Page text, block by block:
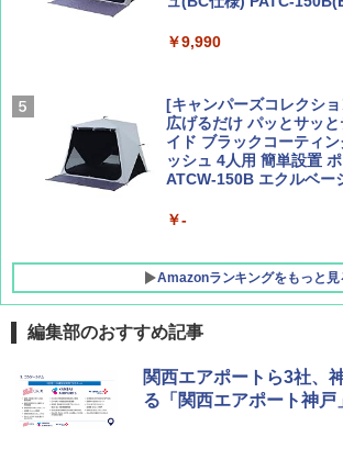
￥1,760
￥9,990
[キャンパーズコレクシ
広げるだけ パッとサッ
イド ブラックコーティ
ッシュ 4人用 簡単設置
ATCW-150B エクルベー
￥-
Amazonランキングをもっと見
GRANDOOR ステンレス
026リニューアル 急速冷
コンパクト 保冷力長持ち
編集部のおすすめ記事
関西エアポートら3社、
る「関西エアポート神戸